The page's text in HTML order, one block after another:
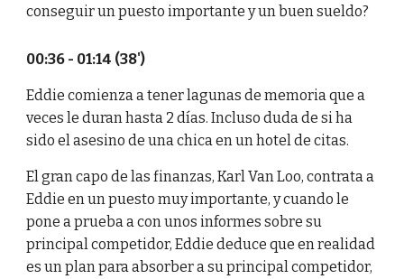
conseguir un puesto importante y un buen sueldo?
00:36 - 01:14 (38')
Eddie comienza a tener lagunas de memoria que a
veces le duran hasta 2 días. Incluso duda de si ha
sido el asesino de una chica en un hotel de citas.
El gran capo de las finanzas, Karl Van Loo, contrata a
Eddie en un puesto muy importante, y cuando le
pone a prueba a con unos informes sobre su
principal competidor, Eddie deduce que en realidad
es un plan para absorber a su principal competidor,